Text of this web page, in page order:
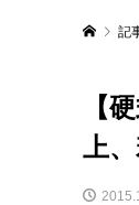
記
【
上